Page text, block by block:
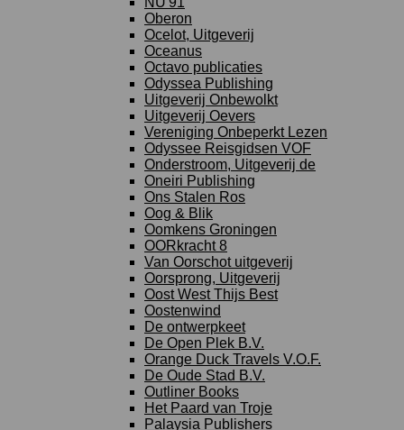
Oberon
Ocelot, Uitgeverij
Oceanus
Octavo publicaties
Odyssea Publishing
Uitgeverij Onbewolkt
Uitgeverij Oevers
Vereniging Onbeperkt Lezen
Odyssee Reisgidsen VOF
Onderstroom, Uitgeverij de
Oneiri Publishing
Ons Stalen Ros
Oog & Blik
Oomkens Groningen
OORkracht 8
Van Oorschot uitgeverij
Oorsprong, Uitgeverij
Oost West Thijs Best
Oostenwind
De ontwerpkeet
De Open Plek B.V.
Orange Duck Travels V.O.F.
De Oude Stad B.V.
Outliner Books
Het Paard van Troje
Palaysia Publishers